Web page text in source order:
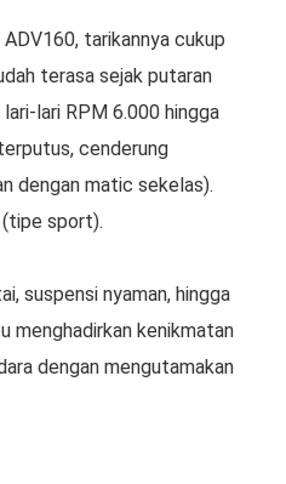
tarikannya cukup
terasa sejak putaran
lari RPM 6.000 hingga
cenderung
dengan matic sekelas).
(tipe sport).
suspensi nyaman, hingga
menghadirkan kenikmatan
dengan mengutamakan